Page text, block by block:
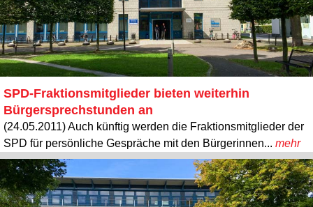
SPD-Fraktionsmitglieder bieten weiterhin
Bürgersprechstunden an
(24.05.2011) Auch künftig werden die Fraktionsmitglieder der
SPD für persönliche Gespräche mit den Bürgerinnen... mehr